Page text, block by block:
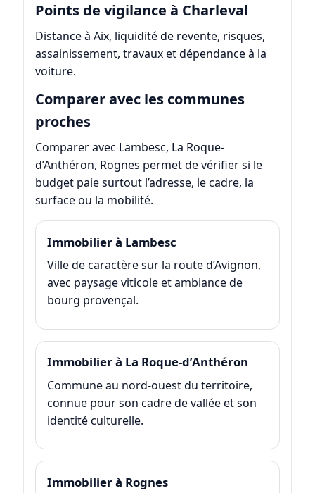
Points de vigilance à Charleval
Distance à Aix, liquidité de revente, risques,
assainissement, travaux et dépendance à la
voiture.
Comparer avec les communes
proches
Comparer avec Lambesc, La Roque-
d’Anthéron, Rognes permet de vérifier si le
budget paie surtout l’adresse, le cadre, la
surface ou la mobilité.
Immobilier à Lambesc
Ville de caractère sur la route d’Avignon,
avec paysage viticole et ambiance de
bourg provençal.
Immobilier à La Roque-d’Anthéron
Commune au nord-ouest du territoire,
connue pour son cadre de vallée et son
identité culturelle.
Immobilier à Rognes